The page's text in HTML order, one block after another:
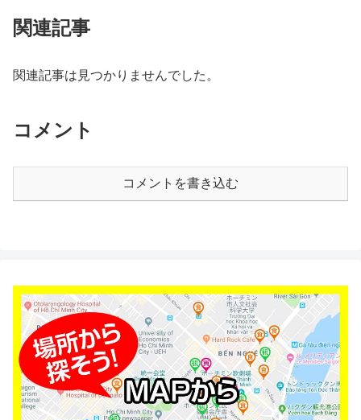
関連記事
関連記事は見つかりませんでした。
コメント
コメントを書き込む